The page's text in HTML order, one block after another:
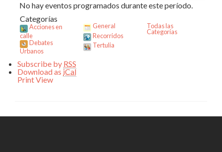
No hay eventos programados durante este período.
Categorías
Acciones en
calle
Debates
Urbanos
General
Recorridos
Tertulia
Todas las
Categorías
Subscribe by RSS
Download as iCal
PrintView